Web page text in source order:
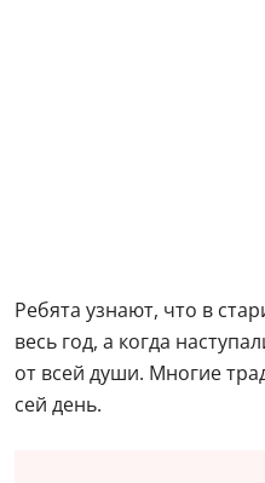
Ребята узнают, что в
весь год, а когда
от всей души. Многие
сей день.